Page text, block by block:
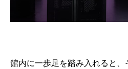
館内に一歩足を踏み入れると